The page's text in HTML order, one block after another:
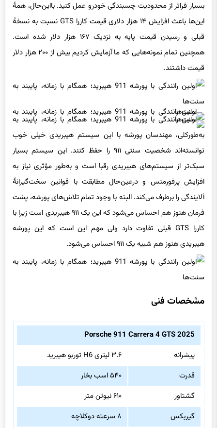
بسیار فراتر از محدودیت چسبندگی خودرو عمل کنید. بااین‌حال، همهٔ
این‌ها باعث افزایش ۱۴ هزار دلاری قیمت کاررا GTS نسبت به نسخهٔ
قبلی و رسیدن قیمت پایه به نزدیک ۱۶۷ هزار دلار شده است.
همچنین تمام نمونه‌هایی که ما آزمایش کردیم بیش از ۲۰۰ هزار دلار
قیمت داشتند.
به‌طورکلی، مهندسان پورشه با این سیستم هیبریدی خیلی خوب
توانسته‌اند شخصیت سنتی ۹۱۱ را حفظ کنند. این سیستم بسیار
سبک‌تر از سیستم‌های هیبریدی رقبا است و به‌طور مؤثری نیاز به
افزایش پرفورمنس و درعین‌حال مطابقت با قوانین سخت‌گیرانهٔ
آلایندگی را برطرف می‌کند. البته با وجود تمام تلاش‌های پورشه، پشت
فرمان هنوز هم احساس می‌شود که این یک ۹۱۱ هیبریدی است زیرا با
کاررا GTS قبلی تفاوت دارد ولی مهم این است که این پورشه
هیبریدی هنوز هم شبیه یک ۹۱۱ احساس می‌شود.
مشخصات فنی
Porsche 911 Carrera 4 GTS 2025
پیشرانه
۳.۶ لیتری H6 توربو هیبرید
قدرت
۵۴۰ اسب بخار
گشتاور
۶۱۰ نیوتن متر
گیربکس
۸ سرعته دوکلاچه